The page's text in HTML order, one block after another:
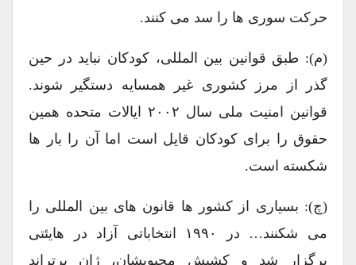
حرکت سوری ها را سد می کنند.
(م): طبق قوانین بین المللی، کودکان نباید در حین
گذر از مرز کشوری غیر همسایه دستگیر شوند.
قوانین امنیت ملی سال ۲۰۰۲ ایالات متحده همین
حقوق را برای کودکان قایل است اما آن را بار ها
شکسته است.
(چ): بسیاری از کشور ها قانون های بین المللی را
می شکنند… در ۱۹۹۰ انتخاباتی آزاد در هایئتی
برگزار شد و کشیش محبوبشان، ژان برتراند